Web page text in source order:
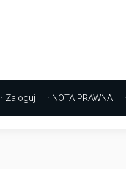
· Zaloguj · NOTA PRAWNA